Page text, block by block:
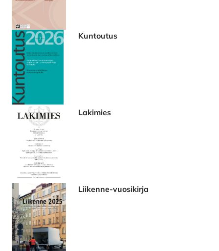
Kuntoutus
Lakimies
Liikenne-vuosikirja